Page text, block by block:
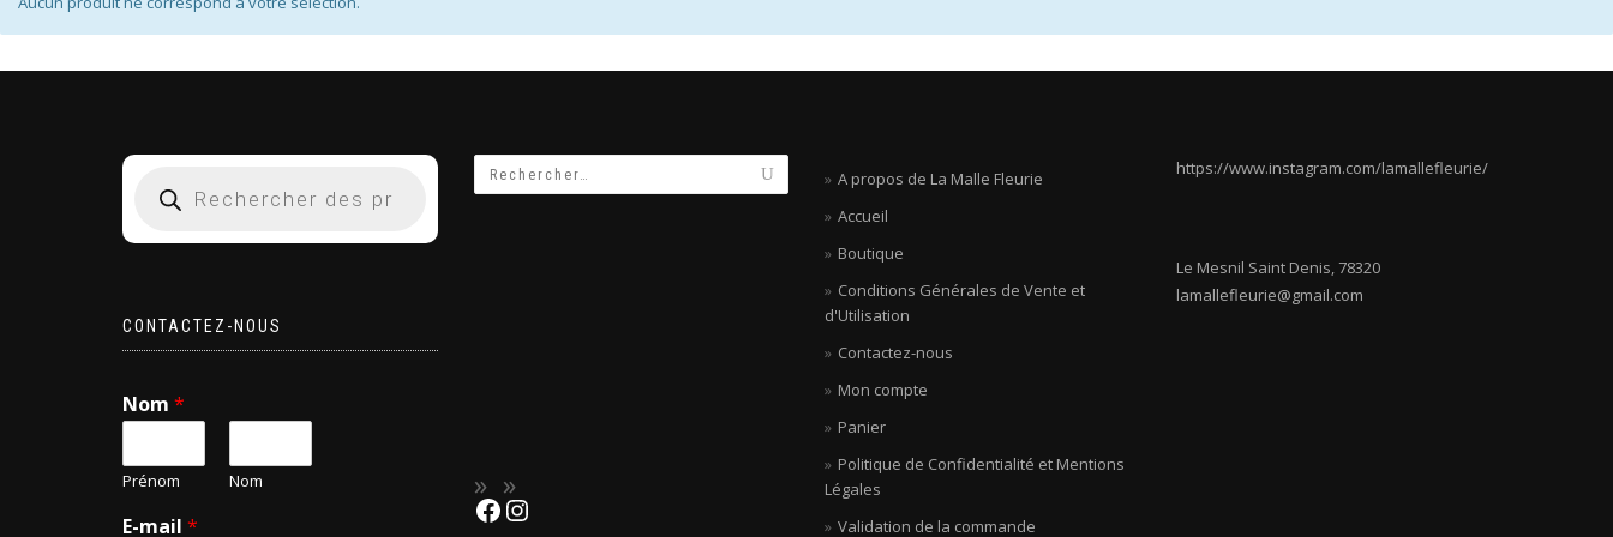
CONTACTEZ-NOUS
Nom *
Prénom Nom
E-mail *
A propos de La Malle Fleurie
Accueil
Boutique
Conditions Générales de Vente et
d'Utilisation
Contactez-nous
Mon compte
Panier
Politique de Confidentialité et Mentions
Légales
Validation de la commande
https://www.instagram.com/lamallefleurie/
Le Mesnil Saint Denis,78320
lamallefleurie@gmail.com